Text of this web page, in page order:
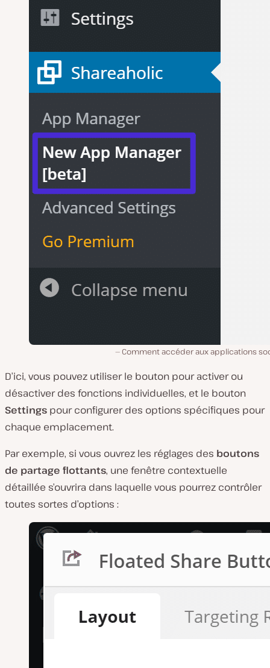
Comment accéder aux applications
D’ici, vous pouvez utiliser le bouton pour activer ou
désactiver des fonctions individuelles, et le bouton
Settings pour configurer des options spécifiques pour
chaque emplacement.
Par exemple, si vous ouvrez les réglages des boutons
de partage flottants, une fenêtre contextuelle
détaillée s’ouvrira dans laquelle vous pourrez contrôler
toutes sortes d’options :